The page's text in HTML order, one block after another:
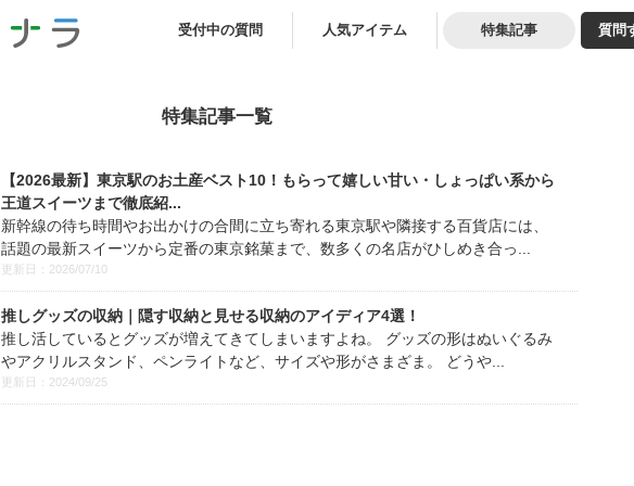
受付中の質問 人気アイテム 特集記事 質問
特集記事一覧
【2026最新】東京駅のお土産ベスト10！もらって嬉しい甘い・しょっぱい系から
王道スイーツまで徹底紹...
新幹線の待ち時間やお出かけの合間に立ち寄れる東京駅や隣接する百貨店には、
話題の最新スイーツから定番の東京銘菓まで、数多くの名店がひしめき合っ...
更新日： 2026/07/10
推しグッズの収納｜隠す収納と見せる収納のアイディア4選！
推し活しているとグッズが増えてきてしまいますよね。 グッズの形はぬいぐるみ
やアクリルスタンド、ペンライトなど、サイズや形がさまざま。 どうや...
更新日： 2024/09/25